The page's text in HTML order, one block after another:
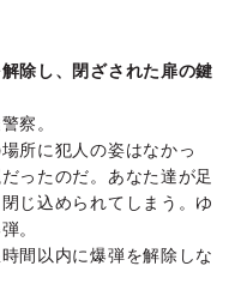
除し、閉ざされた扉の鍵
察。
所に犯人の姿はなかっ
ったのだ。あなた達が足
じ込められてしまう。ゆ
。
間以内に爆弾を解除しな